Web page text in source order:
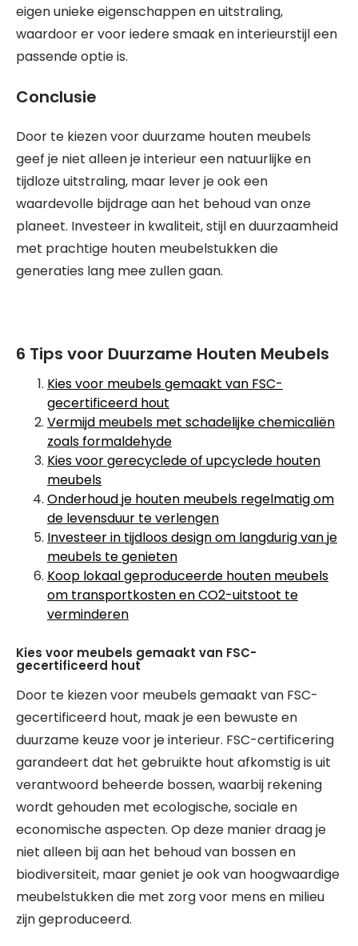
eigen unieke eigenschappen en uitstraling,
waardoor er voor iedere smaak en interieurstijl een
passende optie is.
Conclusie
Door te kiezen voor duurzame houten meubels
geef je niet alleen je interieur een natuurlijke en
tijdloze uitstraling, maar lever je ook een
waardevolle bijdrage aan het behoud van onze
planeet. Investeer in kwaliteit, stijl en duurzaamheid
met prachtige houten meubelstukken die
generaties lang mee zullen gaan.
6 Tips voor Duurzame Houten Meubels
Kies voor meubels gemaakt van FSC-
gecertificeerd hout
Vermijd meubels met schadelijke chemicaliën
zoals formaldehyde
Kies voor gerecyclede of upcyclede houten
meubels
Onderhoud je houten meubels regelmatig om
de levensduur te verlengen
Investeer in tijdloos design om langdurig van je
meubels te genieten
Koop lokaal geproduceerde houten meubels
om transportkosten en CO2-uitstoot te
verminderen
Kies voor meubels gemaakt van FSC-
gecertificeerd hout
Door te kiezen voor meubels gemaakt van FSC-
gecertificeerd hout, maak je een bewuste en
duurzame keuze voor je interieur. FSC-certificering
garandeert dat het gebruikte hout afkomstig is uit
verantwoord beheerde bossen, waarbij rekening
wordt gehouden met ecologische, sociale en
economische aspecten. Op deze manier draag je
niet alleen bij aan het behoud van bossen en
biodiversiteit, maar geniet je ook van hoogwaardige
meubelstukken die met zorg voor mens en milieu
zijn geproduceerd.